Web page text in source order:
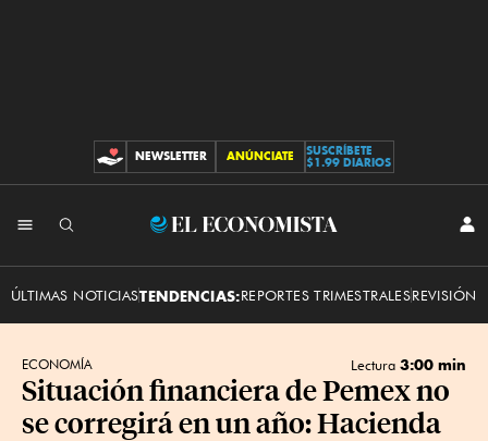
CONTRIBUCIONES
NEWSLETTER ANÚNCIATE
SUSCRÍBETE
$1.99 DIARIOS
El
ÚLTIMAS NOTICIASTENDENCIAS:REPORTES TRIMESTRALESREVISIÓN
ECONOMÍA Lectura 3:00 min
Situación financiera de Pemex no
se corregirá en un año: Hacienda